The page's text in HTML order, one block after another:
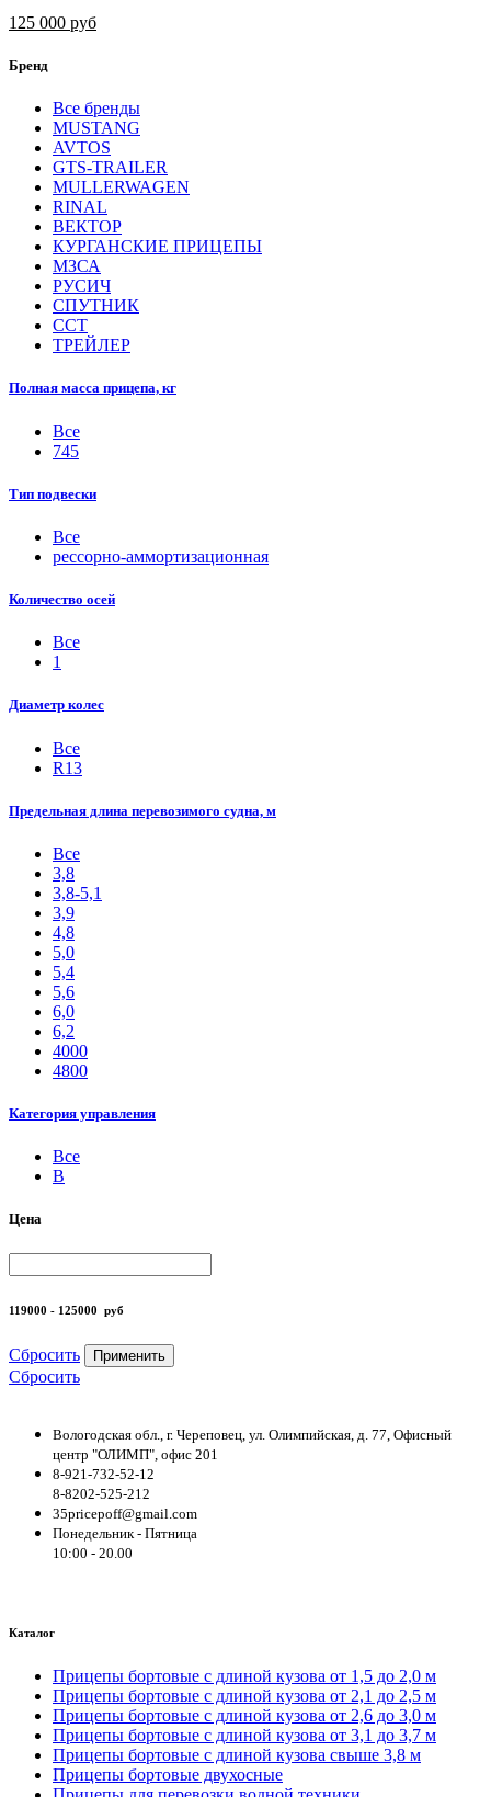
125 000 руб
Бренд
Все бренды
MUSTANG
AVTOS
GTS-TRAILER
MULLERWAGEN
RINAL
ВЕКТОР
КУРГАНСКИЕ ПРИЦЕПЫ
МЗСА
РУСИЧ
СПУТНИК
ССТ
ТРЕЙЛЕР
Полная масса прицепа, кг
Все
745
Тип подвески
Все
рессорно-аммортизационная
Количество осей
Все
1
Диаметр колес
Все
R13
Предельная длина перевозимого судна, м
Все
3,8
3,8-5,1
3,9
4,8
5,0
5,4
5,6
6,0
6,2
4000
4800
Категория управления
Все
B
Цена
119000 - 125000 руб
Сбросить Применить
Сбросить
Вологодская обл., г. Череповец, ул. Олимпийская, д. 77, Офисный
центр "ОЛИМП", офис 201
8-921-732-52-12
8-8202-525-212
35pricepoff@gmail.com
Понедельник - Пятница
10:00 - 20.00
Каталог
Прицепы бортовые с длиной кузова от 1,5 до 2,0 м
Прицепы бортовые с длиной кузова от 2,1 до 2,5 м
Прицепы бортовые с длиной кузова от 2,6 до 3,0 м
Прицепы бортовые с длиной кузова от 3,1 до 3,7 м
Прицепы бортовые с длиной кузова свыше 3,8 м
Прицепы бортовые двухосные